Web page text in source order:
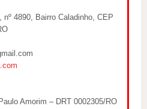
nº 4890, Bairro Caladinho, CEP
Paulo Amorim – DRT 0002305/RO